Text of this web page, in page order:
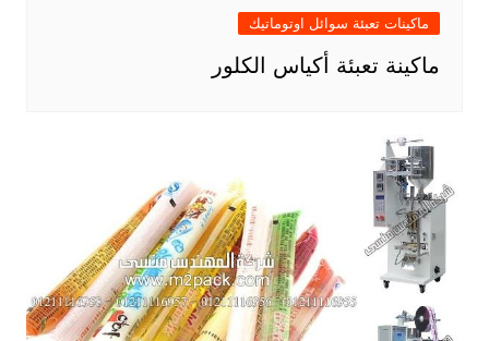
ماكينات تعبئة سوائل اوتوماتيك
ماكينة تعبئة أكياس الكلور